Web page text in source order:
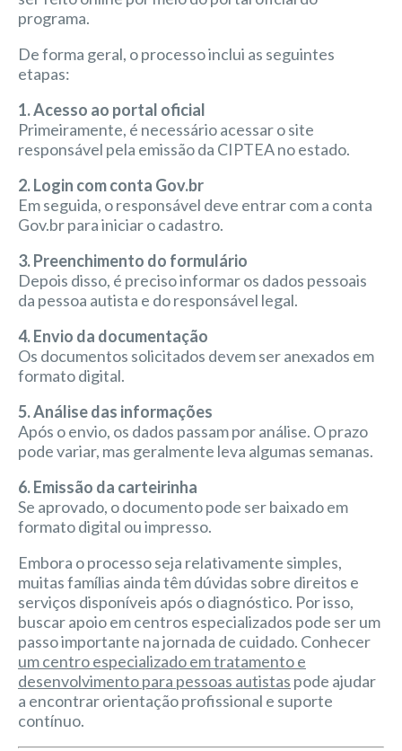
programa.
De forma geral, o processo inclui as seguintes
etapas:
1. Acesso ao portal oficial
Primeiramente, é necessário acessar o site
responsável pela emissão da CIPTEA no estado.
2. Login com conta Gov.br
Em seguida, o responsável deve entrar com a conta
Gov.br para iniciar o cadastro.
3. Preenchimento do formulário
Depois disso, é preciso informar os dados pessoais
da pessoa autista e do responsável legal.
4. Envio da documentação
Os documentos solicitados devem ser anexados em
formato digital.
5. Análise das informações
Após o envio, os dados passam por análise. O prazo
pode variar, mas geralmente leva algumas semanas.
6. Emissão da carteirinha
Se aprovado, o documento pode ser baixado em
formato digital ou impresso.
Embora o processo seja relativamente simples,
muitas famílias ainda têm dúvidas sobre direitos e
serviços disponíveis após o diagnóstico. Por isso,
buscar apoio em centros especializados pode ser um
passo importante na jornada de cuidado. Conhecer
um centro especializado em tratamento e
desenvolvimento para pessoas autistas pode ajudar
a encontrar orientação profissional e suporte
contínuo.